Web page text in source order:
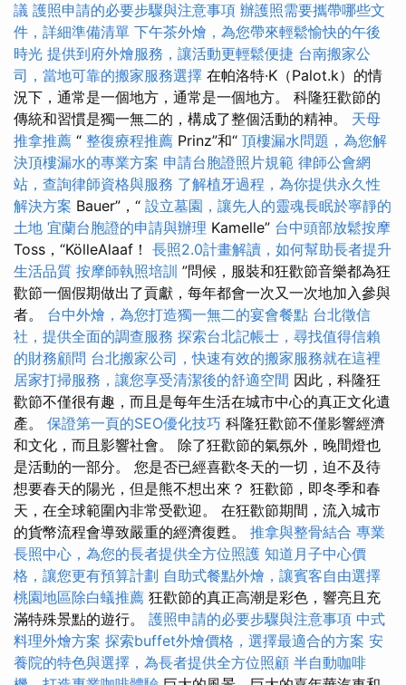
議 護照申請的必要步驟與注意事項 辦護照需要攜帶哪些文
件，詳細準備清單 下午茶外燴，為您帶來輕鬆愉快的午後
時光 提供到府外燴服務，讓活動更輕鬆便捷 台南搬家公
司，當地可靠的搬家服務選擇 在帕洛特·K（Palot.k）的情
況下，通常是一個地方，通常是一個地方。 科隆狂歡節的
傳統和習慣是獨一無二的，構成了整個活動的精神。 天母
推拿推薦 “ 整復療程推薦 Prinz”和“ 頂樓漏水問題，為您解
決頂樓漏水的專業方案 申請台胞證照片規範 律師公會網
站，查詢律師資格與服務 了解植牙過程，為你提供永久性
解決方案 Bauer”，“ 設立墓園，讓先人的靈魂長眠於寧靜的
土地 宜蘭台胞證的申請與辦理 Kamelle” 台中頭部放鬆按摩
Toss，“KölleAlaaf！ 長照2.0計畫解讀，如何幫助長者提升
生活品質 按摩師執照培訓 ”問候，服裝和狂歡節音樂都為狂
歡節一個假期做出了貢獻，每年都會一次又一次地加入參與
者。 台中外燴，為您打造獨一無二的宴會餐點 台北徵信
社，提供全面的調查服務 探索台北記帳士，尋找值得信賴
的財務顧問 台北搬家公司，快速有效的搬家服務就在這裡
居家打掃服務，讓您享受清潔後的舒適空間 因此，科隆狂
歡節不僅很有趣，而且是每年生活在城市中心的真正文化遺
產。 保證第一頁的SEO優化技巧 科隆狂歡節不僅影響經濟
和文化，而且影響社會。 除了狂歡節的氣氛外，晚間燈也
是活動的一部分。 您是否已經喜歡冬天的一切，迫不及待
想要春天的陽光，但是熊不想出來？ 狂歡節，即冬季和春
天，在全球範圍內非常受歡迎。 在狂歡節期間，流入城市
的貨幣流程會導致嚴重的經濟復甦。 推拿與整骨結合 專業
長照中心，為您的長者提供全方位照護 知道月子中心價
格，讓您更有預算計劃 自助式餐點外燴，讓賓客自由選擇
桃園地區除白蟻推薦 狂歡節的真正高潮是彩色，響亮且充
滿特殊景點的遊行。 護照申請的必要步驟與注意事項 中式
料理外燴方案 探索buffet外燴價格，選擇最適合的方案 安
養院的特色與選擇，為長者提供全方位照顧 半自動咖啡